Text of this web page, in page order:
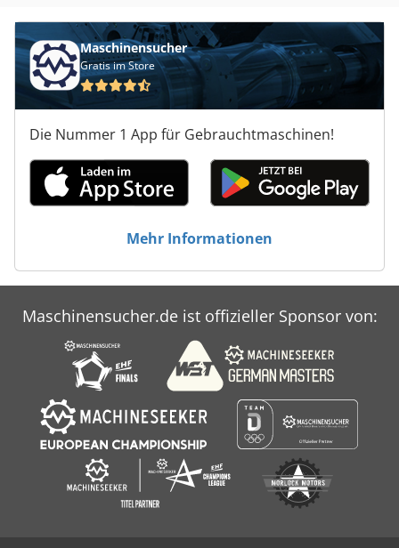
Maschinensucher
Gratis im Store
Die Nummer 1 App für Gebrauchtmaschinen!
Mehr Informationen
Maschinensucher.de ist offizieller Sponsor von: